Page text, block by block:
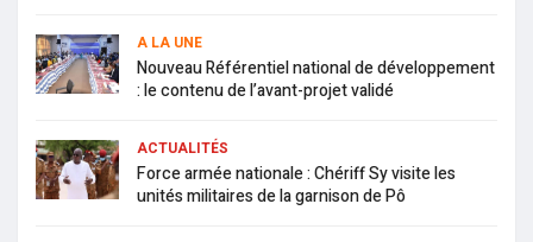
A LA UNE
Nouveau Référentiel national de développement
: le contenu de l’avant-projet validé
ACTUALITÉS
Force armée nationale : Chériff Sy visite les
unités militaires de la garnison de Pô